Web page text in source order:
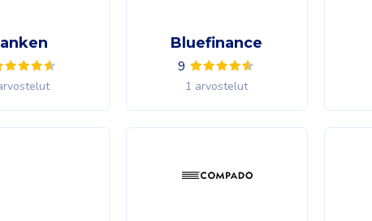
Bluefinance
9
1 arvostelut